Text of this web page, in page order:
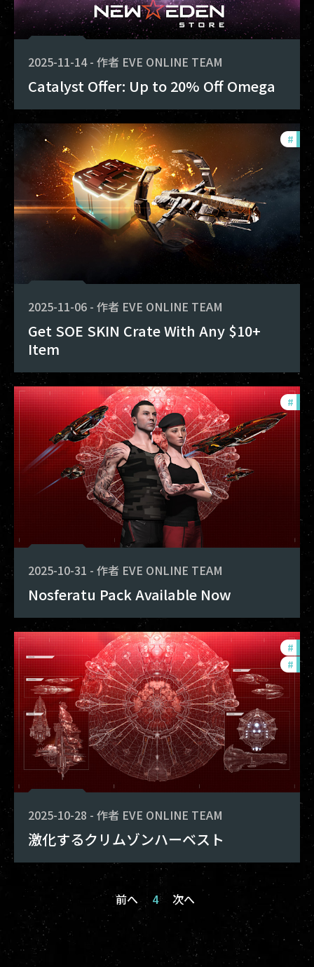
2025-11-14 - 作者 EVE ONLINE TEAM
Catalyst Offer: Up to 20% Off Omega
#
2025-11-06 - 作者 EVE ONLINE TEAM
Get SOE SKIN Crate With Any $10+
Item
#
2025-10-31 - 作者 EVE ONLINE TEAM
Nosferatu Pack Available Now
#
#
2025-10-28 - 作者 EVE ONLINE TEAM
激化するクリムゾンハーベスト
前へ 4 次へ